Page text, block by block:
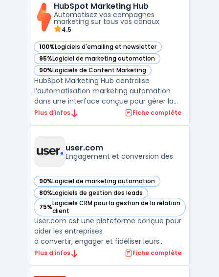
depuis la collecte de contacts qualifiés
jusqu'à la ges ...
HubSpot Marketing Hub
Automatisez vos campagnes
marketing sur tous vos canaux
4.5
100%Logiciels d'emailing et newsletter
— voir HubSpot Marketing Hub dans cette catégorie
95%Logiciel de marketing automation
— voir HubSpot Marketing Hub dans cette catégorie
90%Logiciels de Content Marketing
— voir HubSpot Marketing Hub dans cette catégorie
HubSpot Marketing Hub centralise
l’automatisation marketing automation
dans une interface conçue pour gérer la
génération de prospects et la mesure de la
coordonner les actions omni‑chann ...
Plus d’infos Fiche complète
user.com
Engagement et conversion des
90%Logiciel de marketing automation
— voir user.com dans cette catégorie
80%Logiciels de gestion des leads
— voir user.com dans cette catégorie
75%Logiciels CRM pour la gestion de la relation
client
— voir user.com dans cette catégorie
User.com est une plateforme conçue pour
aider les entreprises
à convertir, engager et fidéliser leurs
utilisateurs. Grâce à une
Plus d’infos Fiche complète